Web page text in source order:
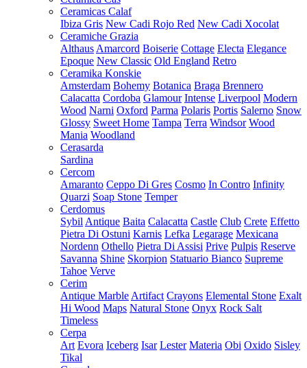
Ceramicas Calaf
Ibiza Gris New Cadi Rojo Red New Cadi Xocolat
Ceramiche Grazia
Althaus Amarcord Boiserie Cottage Electa Elegance
Epoque New Classic Old England Retro
Ceramika Konskie
Amsterdam Bohemy Botanica Braga Brennero
Calacatta Cordoba Glamour Intense Liverpool Modern
Wood Narni Oxford Parma Polaris Portis Salerno Snow
Glossy Sweet Home Tampa Terra Windsor Wood
Mania Woodland
Cerasarda
Sardina
Cercom
Amaranto Ceppo Di Gres Cosmo In Contro Infinity
Quarzi Soap Stone Temper
Cerdomus
Sybil Antique Baita Calacatta Castle Club Crete Effetto
Pietra Di Ostuni Karnis Lefka Legarage Mexicana
Nordenn Othello Pietra Di Assisi Prive Pulpis Reserve
Savanna Shine Skorpion Statuario Bianco Supreme
Tahoe Verve
Cerim
Antique Marble Artifact Crayons Elemental Stone Exalt
Hi Wood Maps Natural Stone Onyx Rock Salt
Timeless
Cerpa
Art Evora Iceberg Isar Lester Materia Obi Oxido Sisley
Tikal